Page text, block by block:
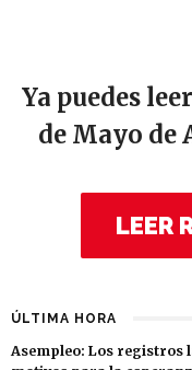
Ya puedes
de Mayo de
LEER
ÚLTIMA HORA
Asempleo: Los registros